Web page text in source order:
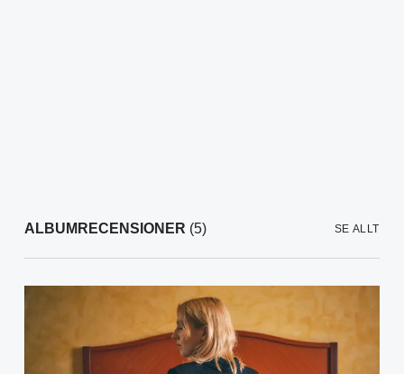
ALBUMRECENSIONER (5) SE ALLT